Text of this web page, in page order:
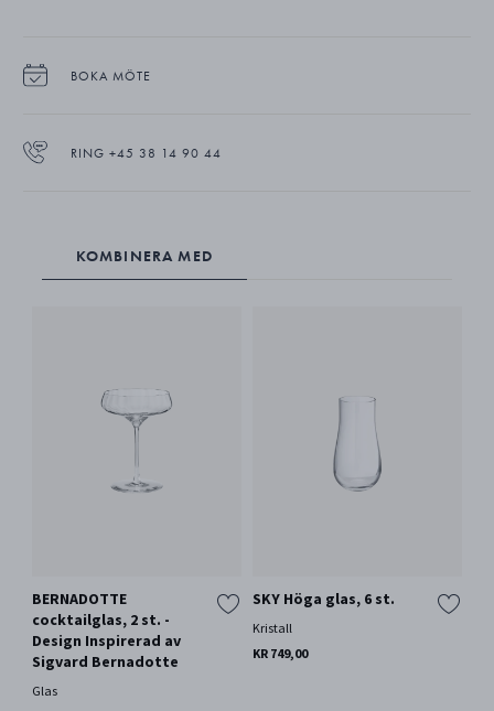
BOKA MÖTE
RING +45 38 14 90 44
KOMBINERA MED
BERNADOTTE
cocktailglas, 2 st. -
Design Inspirerad av
Sigvard Bernadotte
Glas
SKY Höga glas, 6 st.
Kristall
KR 749,00